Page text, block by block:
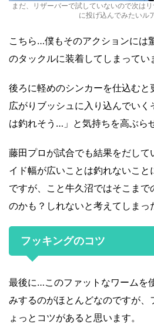
まだ、リザーバーで試していないので次は
に投げ込んでみたいル
こちら…僕もそのアクションには
のタックルに装着してしまってい
後ろに軽めのシンカーを仕込む
広がりブッシュに入り込んでい
は釣れそう…」と気持ちを高ぶら
藤田プロが試合でも結果をだして
イド幅が広いことは釣れないこ
ですが、こと牛久沼ではそこま
のかも？しれないと考えてしまっ
フッキングのコツ
最後に…このファットなワームを
みするのがほとんどなのですが、
ょっとコツがあると思います。